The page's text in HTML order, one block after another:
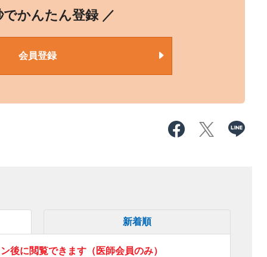
でかんたん登録 ／
会員登録
新着順
後に閲覧できます（医師会員のみ）